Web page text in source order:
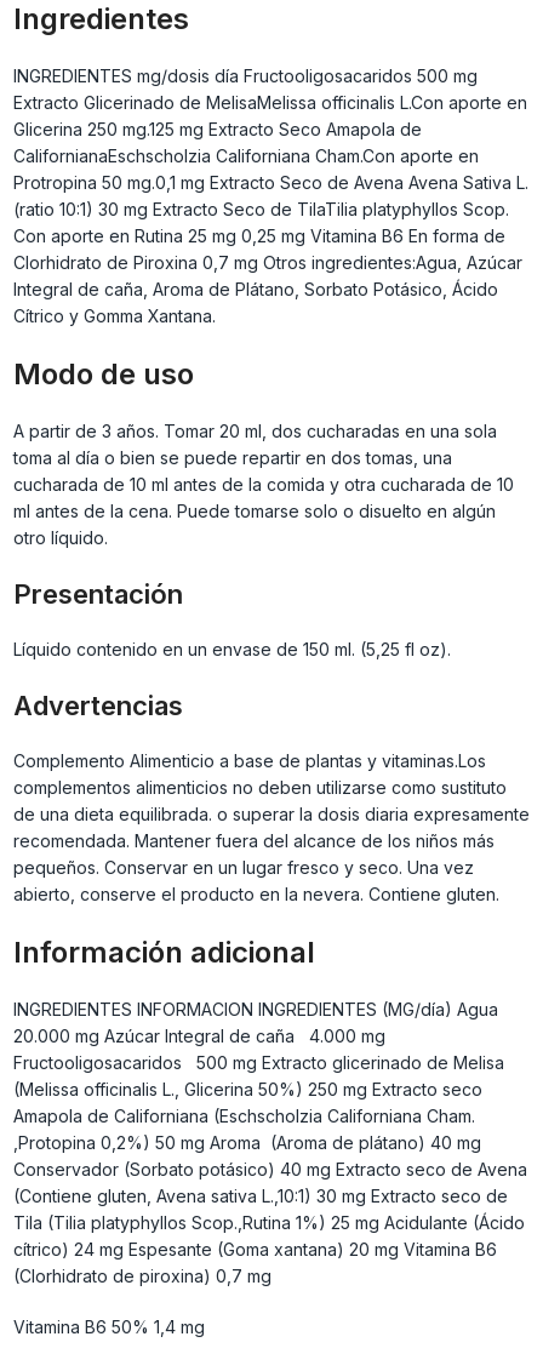
Ingredientes
INGREDIENTES mg/dosis día Fructooligosacaridos 500 mg
Extracto Glicerinado de MelisaMelissa officinalis L.Con aporte en
Glicerina 250 mg.125 mg Extracto Seco Amapola de
CalifornianaEschscholzia Californiana Cham.Con aporte en
Protropina 50 mg.0,1 mg Extracto Seco de Avena Avena Sativa L.
(ratio 10:1) 30 mg Extracto Seco de TilaTilia platyphyllos Scop.
Con aporte en Rutina 25 mg 0,25 mg Vitamina B6 En forma de
Clorhidrato de Piroxina 0,7 mg Otros ingredientes:Agua, Azúcar
Integral de caña, Aroma de Plátano, Sorbato Potásico, Ácido
Cítrico y Gomma Xantana.
Modo de uso
A partir de 3 años. Tomar 20 ml, dos cucharadas en una sola
toma al día o bien se puede repartir en dos tomas, una
cucharada de 10 ml antes de la comida y otra cucharada de 10
ml antes de la cena. Puede tomarse solo o disuelto en algún
otro líquido.
Presentación
Líquido contenido en un envase de 150 ml. (5,25 fl oz).
Advertencias
Complemento Alimenticio a base de plantas y vitaminas.Los
complementos alimenticios no deben utilizarse como sustituto
de una dieta equilibrada. o superar la dosis diaria expresamente
recomendada. Mantener fuera del alcance de los niños más
pequeños. Conservar en un lugar fresco y seco. Una vez
abierto, conserve el producto en la nevera. Contiene gluten.
Información adicional
INGREDIENTES INFORMACION INGREDIENTES (MG/día) Agua
20.000 mg Azúcar Integral de caña 4.000 mg
Fructooligosacaridos 500 mg Extracto glicerinado de Melisa
(Melissa officinalis L., Glicerina 50%) 250 mg Extracto seco
Amapola de Californiana (Eschscholzia Californiana Cham.
,Protopina 0,2%) 50 mg Aroma (Aroma de plátano) 40 mg
Conservador (Sorbato potásico) 40 mg Extracto seco de Avena
(Contiene gluten, Avena sativa L.,10:1) 30 mg Extracto seco de
Tila (Tilia platyphyllos Scop.,Rutina 1%) 25 mg Acidulante (Ácido
cítrico) 24 mg Espesante (Goma xantana) 20 mg Vitamina B6
(Clorhidrato de piroxina) 0,7 mg
Vitamina B6 50% 1,4 mg